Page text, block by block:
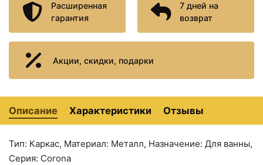
Расширенная
гарантия
7 дней на
возврат
Акции, скидки, подарки
Описание Характеристики Отзывы
Тип: Каркас, Материал: Металл, Назначение: Для ванны,
Серия: Corona